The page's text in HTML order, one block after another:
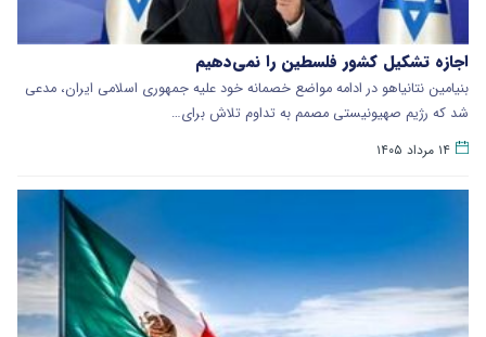
اجازه تشکیل کشور فلسطین را نمی‌دهیم
بنیامین نتانیاهو در ادامه مواضع خصمانه خود علیه جمهوری اسلامی ایران، مدعی
شد که رژیم صهیونیستی مصمم به تداوم تلاش برای…
۱۴ مرداد ۱۴۰۵